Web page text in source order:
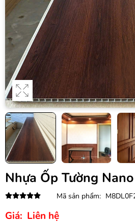
Nhựa Ốp Tường
Mã sản phẩm:
Giá: Liên hệ